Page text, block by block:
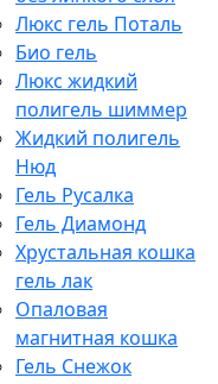
Люкс гель Поталь
Био гель
Люкс жидкий
полигель шиммер
Жидкий полигель
Нюд
Гель Русалка
Гель Диамонд
Хрустальная кошка
гель лак
Опаловая
магнитная кошка
Гель Снежок